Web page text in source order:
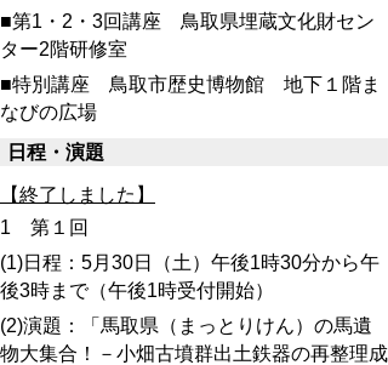
■第1・2・3回講座 鳥取県埋蔵文化財セン
ター2階研修室
■特別講座 鳥取市歴史博物館 地下１階ま
なびの広場
日程・演題
【終了しました】
1 第１回
(1)日程：5月30日（土）午後1時30分から午
後3時まで（午後1時受付開始）
(2)演題：「馬取県（まっとりけん）の馬遺
物大集合！－小畑古墳群出土鉄器の再整理成